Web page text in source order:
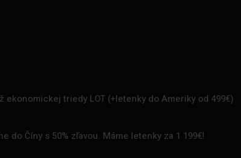
triedy LOT (+letenky do Ameriky od 499€)
Číny s 50% zľavou. Máme letenky za 1 199€!